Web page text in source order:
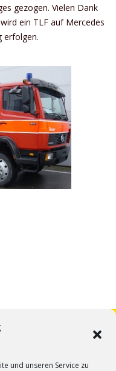
und unseren Service zu
gezogen. Vielen Dank
ein TLF auf Mercedes
erfolgen.